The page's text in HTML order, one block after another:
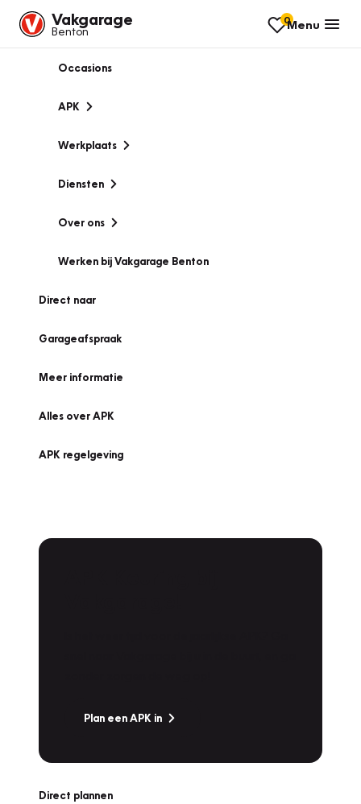
Vakgarage
Benton
0Menu
Occasions
APK
Werkplaats
Diensten
Over ons
Werken bij Vakgarage Benton
Direct naar
Garageafspraak
Meer informatie
Alles over APK
APK regelgeving
Plan een APK in
Direct plannen